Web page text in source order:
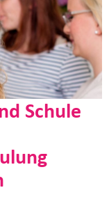
Schule